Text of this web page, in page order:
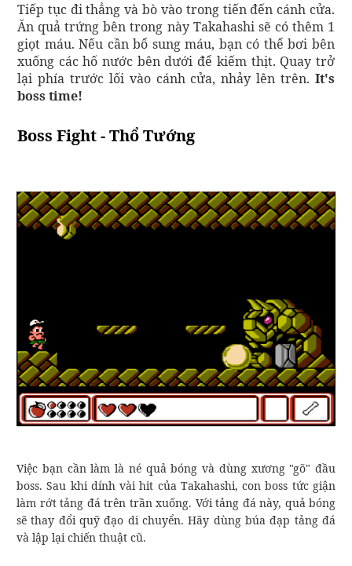
Tiếp tục đi thẳng và bò vào trong tiến đến cánh cửa.
Ăn quả trứng bên trong này Takahashi sẽ có thêm 1
giọt máu. Nếu cần bổ sung máu, bạn có thể bơi bên
xuống các hố nước bên dưới để kiếm thịt. Quay trở
lại phía trước lối vào cánh cửa, nhảy lên trên. It's
boss time!
Boss Fight - Thổ Tướng
Việc bạn cần làm là né quả bóng và dùng xương "gõ" đầu
boss. Sau khi dính vài hit của Takahashi, con boss tức giận
làm rớt tảng đá trên trần xuống. Với tảng đá này, quả bóng
sẽ thay đổi quỹ đạo di chuyển. Hãy dùng búa đạp tảng đá
và lập lại chiến thuật cũ.